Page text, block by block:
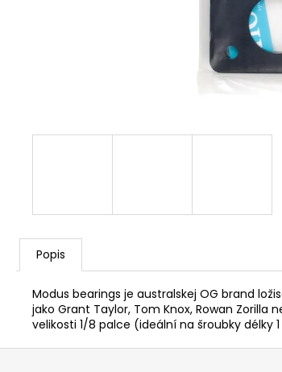
Popis
Modus bearings je australskej OG brand
jako Grant Taylor, Tom Knox, Rowan Zorilla
velikosti 1/8 palce (ideální na šroubky délky
Z